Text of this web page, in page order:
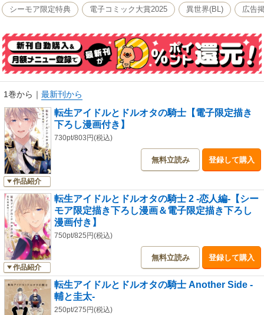
シーモア限定特典 電子コミック大賞2025 異世界(BL) 広告
1巻から ｜ 最新刊から
作品紹介
転生アイドルとドルオタの騎士【電子限定描き
下ろし漫画付き】
730pt/803円(税込)
無料立読み 登録して購入
作品紹介
転生アイドルとドルオタの騎士 2 ‐恋人編‐【シー
モア限定描き下ろし漫画＆電子限定描き下ろし
漫画付き】
750pt/825円(税込)
無料立読み 登録して購入
転生アイドルとドルオタの騎士 Another Side ‐
輔と圭太‐
250pt/275円(税込)